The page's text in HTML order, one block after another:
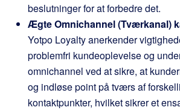
beslutninger for at forbedre det.
Ægte Omnichannel (Tværkanal)
Yotpo Loyalty anerkender
problemfri kundeoplevelse og
omnichannel ved at sikre, at
og indløse point på tværs af
kontaktpunkter, hvilket sikrer et